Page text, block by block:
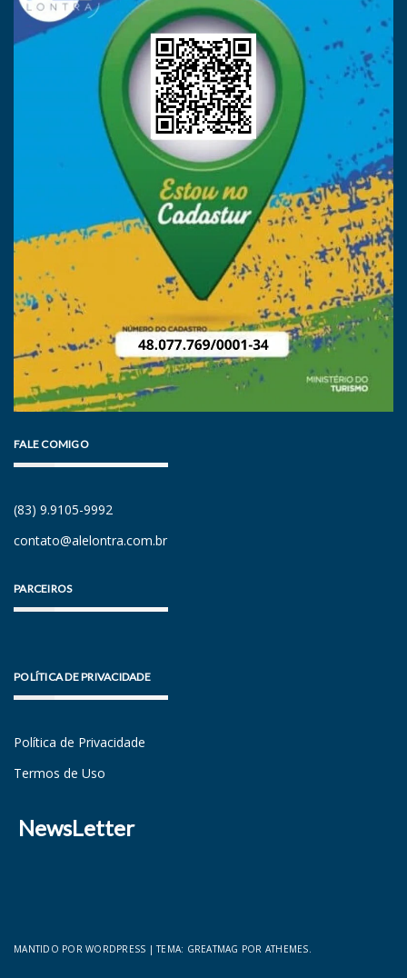
FALE COMIGO
(83) 9.9105-9992
contato@alelontra.com.br
PARCEIROS
POLÍTICA DE PRIVACIDADE
Política de Privacidade
Termos de Uso
NewsLetter
MANTIDO POR WORDPRESS |TEMA: GREATMAG POR ATHEMES.